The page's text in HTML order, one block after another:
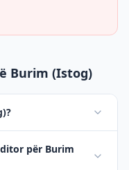
Burim (Istog)
për Burim